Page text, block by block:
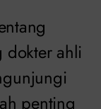
dokter ahli
penting